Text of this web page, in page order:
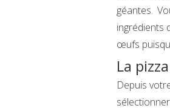
géantes.
ingrédients
œufs
La
Depuis